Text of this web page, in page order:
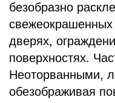
безобразно
дверях,
поверхностях.
Неоторванными,
обезображивая